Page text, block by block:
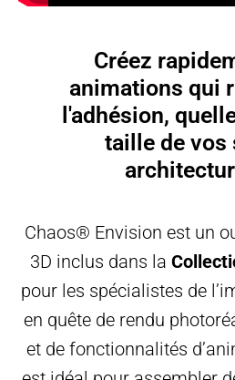
Créez
animations qui
l'adhésion,
taille de vos
Chaos® Envision est un
3D inclus dans la
pour les spécialistes de
en quête de rendu
et de fonctionnalités